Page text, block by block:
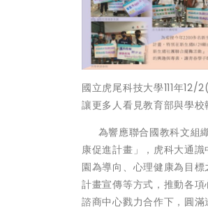
國立虎尾科技大學111年
讓更多人看見教育部與學校
為響應聯合國教科文組織
康促進計畫」，虎科大通
園為導向、心理健康為目
計畫宣傳等方式，推動各
諮商中心戮力合作下，圓